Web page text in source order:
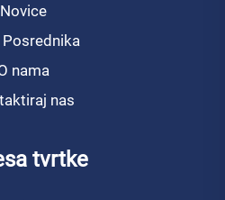
Novice
Posrednika
nama
nas
tvrtke